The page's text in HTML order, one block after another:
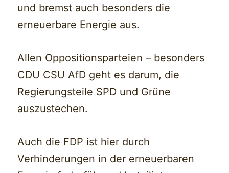
und bremst auch besonders die
erneuerbare Energie aus.
Allen Oppositionsparteien – besonders
CDU CSU AfD geht es darum, die
Regierungsteile SPD und Grüne
auszustechen.
Auch die FDP ist hier durch
Verhinderungen in der erneuerbaren